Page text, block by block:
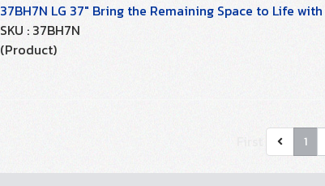
37BH7N LG 37" Bring the Remaining Space to Life
SKU : 37BH7N
(Product)
1